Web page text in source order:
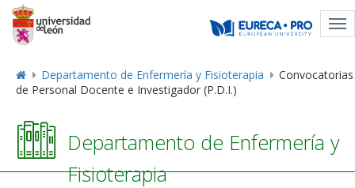
Departamento de Enfermería y Fisioterapia
Convocatorias
de Personal Docente e Investigador (P.D.I.)
Departamento de Enfermería y
Fisioterapia